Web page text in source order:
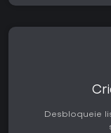
Desbloqueie